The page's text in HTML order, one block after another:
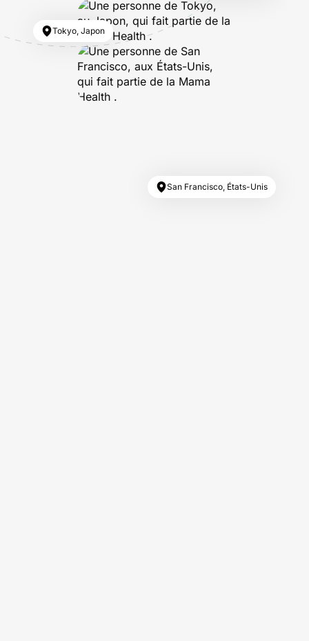
Tokyo, Japon
San Francisco, États-Unis